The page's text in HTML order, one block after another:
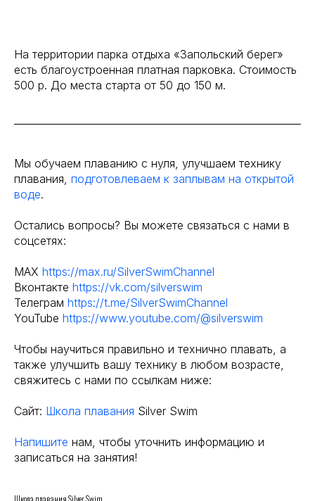
На территории парка отдыха «Запольский берег»
есть благоустроенная платная парковка. Стоимость
500 р. До места старта от 50 до 150 м.
Мы обучаем плаванию с нуля, улучшаем технику
плавания, подготовлеваем к заплывам на открытой
воде.
Остались вопросы? Вы можете связаться с нами в
соцсетях:
MAX https://max.ru/SilverSwimChannel
Вконтакте https://vk.com/silverswim
Телеграм https://t.me/SilverSwimChannel
YouTube https://www.youtube.com/@silverswim
Чтобы научиться правильно и технично плавать, а
также улучшить вашу технику в любом возрасте,
свяжитесь с нами по ссылкам ниже:
Сайт: Школа плавания Silver Swim
Напишите нам, чтобы уточнить информацию и
записаться на занятия!
Школа плавания Silver Swim